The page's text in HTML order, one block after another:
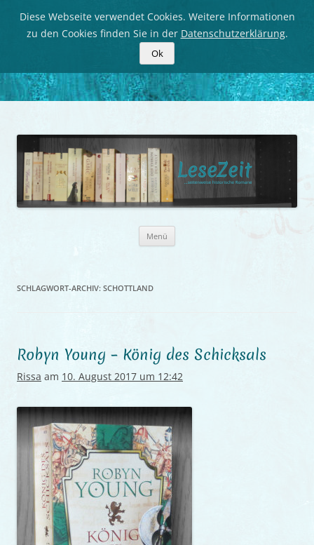
LeseZeit
Menü
SCHLAGWORT-ARCHIV: SCHOTTLAND
Robyn Young – König des Schicksals
Rissa am 10. August 2017 um 12:42
Diese Webseite verwendet Cookies. Weitere Informationen
zu den Cookies finden Sie in der Datenschutzerklärung.
Ok